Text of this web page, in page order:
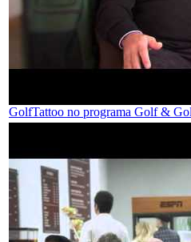
GolfTattoo no programa Golf &